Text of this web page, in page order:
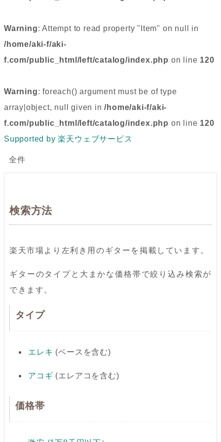
Warning: Attempt to read property "Item" on null in
/home/aki-f/aki-
f.com/public_html/left/catalog/index.php on line 120
Warning: foreach() argument must be of type
array|object, null given in/home/aki-f/aki-
f.com/public_html/left/catalog/index.php on line 120
Supported by 楽天ウェブサービス
全件
検索方法
楽天市場より左利き用のギターを掲載しています。
ギターのタイプと大まかな価格帯で絞り込み検索が
できます。
タイプ
エレキ (ベースを含む)
アコギ (エレアコを含む)
価格帯